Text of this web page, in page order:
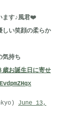
ます♪風君❤️
しい笑顔の柔らか
気持ち
歳お誕生日に寄せ
June 13,